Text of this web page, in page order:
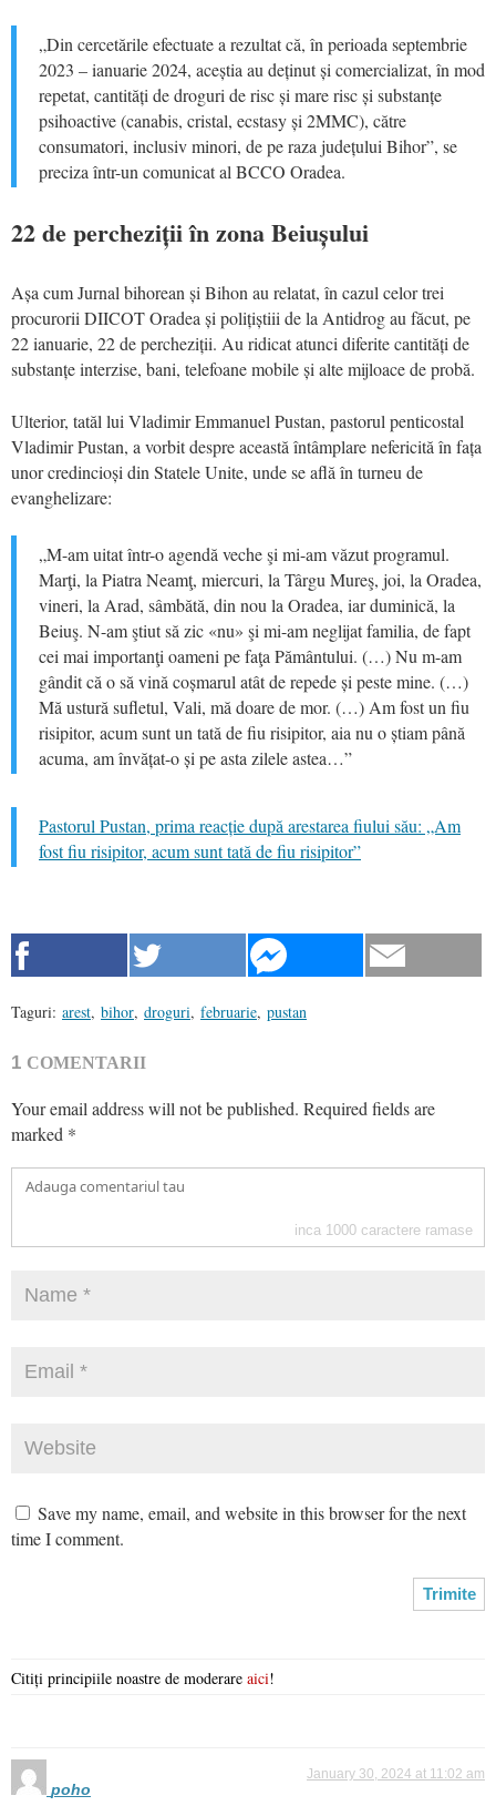
„Din cercetările efectuate a rezultat că, în perioada septembrie
2023 – ianuarie 2024, aceștia au deținut și comercializat, în mod
repetat, cantități de droguri de risc și mare risc și substanțe
psihoactive (canabis, cristal, ecstasy și 2MMC), către
consumatori, inclusiv minori, de pe raza județului Bihor”, se
preciza într-un comunicat al BCCO Oradea.
22 de percheziții în zona Beiușului
Așa cum Jurnal bihorean și Bihon au relatat, în cazul celor trei
procurorii DIICOT Oradea și polițiștiii de la Antidrog au făcut, pe
22 ianuarie, 22 de percheziții. Au ridicat atunci diferite cantități de
substanțe interzise, bani, telefoane mobile și alte mijloace de probă.
Ulterior, tatăl lui Vladimir Emmanuel Pustan, pastorul penticostal
Vladimir Pustan, a vorbit despre această întâmplare nefericită în fața
unor credincioși din Statele Unite, unde se află în turneu de
evanghelizare:
„M-am uitat într-o agendă veche şi mi-am văzut programul.
Marţi, la Piatra Neamţ, miercuri, la Târgu Mureş, joi, la Oradea,
vineri, la Arad, sâmbătă, din nou la Oradea, iar duminică, la
Beiuş. N-am ştiut să zic «nu» şi mi-am neglijat familia, de fapt
cei mai importanţi oameni pe faţa Pământului. (…) Nu m-am
gândit că o să vină coșmarul atât de repede și peste mine. (…)
Mă ustură sufletul, Vali, mă doare de mor. (…) Am fost un fiu
risipitor, acum sunt un tată de fiu risipitor, aia nu o știam până
acuma, am învățat-o și pe asta zilele astea…”
Pastorul Pustan, prima reacție după arestarea fiului său: „Am
fost fiu risipitor, acum sunt tată de fiu risipitor”
Taguri: arest, bihor, droguri, februarie, pustan
1 COMENTARII
Your email address will not be published. Required fields are
marked *
inca 1000 caractere ramase
Save my name, email, and website in this browser for the next
time I comment.
Citiți principiile noastre de moderare aici!
poho
January 30, 2024 at 11:02 am